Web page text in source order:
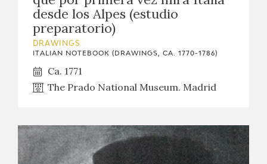
desde los Alpes (estudio
preparatorio)
DRAWINGS
ITALIAN NOTEBOOK (DRAWINGS, CA. 1770-1786)
Ca. 1771
The Prado National Museum. Madrid